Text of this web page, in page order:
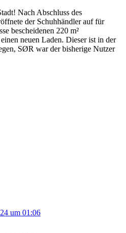
Nach Abschluss des
der Schuhhändler auf für
bescheidenen 220 m²
neuen Laden. Dieser ist in der
SØR war der bisherige Nutzer
um 01:06